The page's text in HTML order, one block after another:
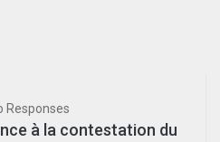
Responses
à la contestation du